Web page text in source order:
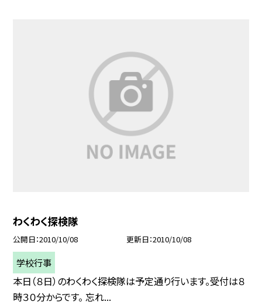
わくわく探検隊
公開日 2010/10/08 更新日 2010/10/08
学校行事
本日（８日）のわくわく探検隊は予定通り行います。受付は８
時３０分からです。 忘れ...